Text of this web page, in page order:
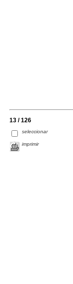
13 / 126
seleccionar
imprimir